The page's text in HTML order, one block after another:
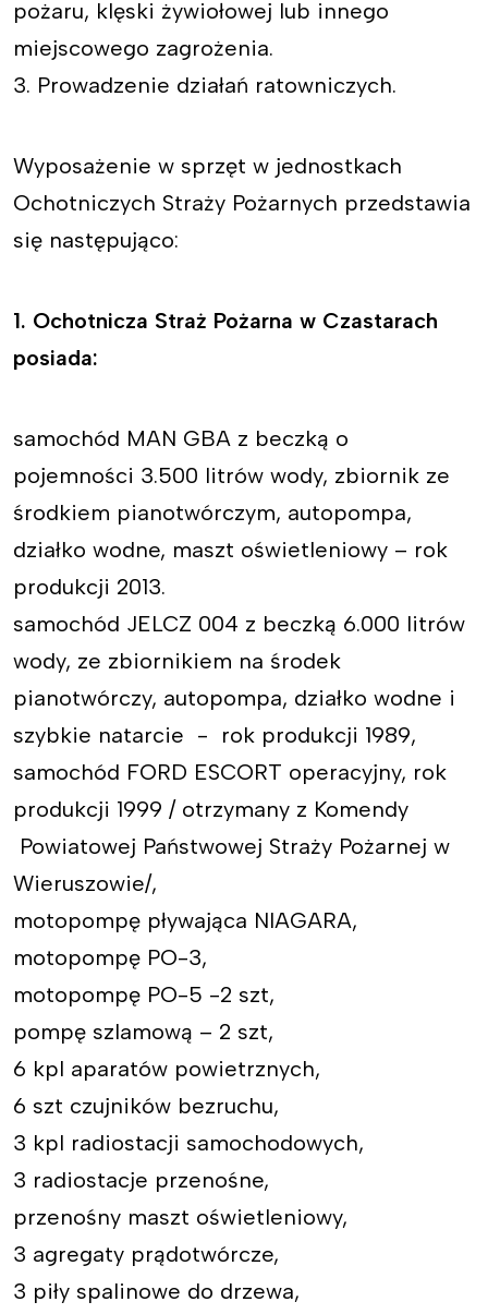
pożaru, klęski żywiołowej lub innego
miejscowego zagrożenia.
3. Prowadzenie działań ratowniczych.
Wyposażenie w sprzęt w jednostkach
Ochotniczych Straży Pożarnych przedstawia
się następująco:
1. Ochotnicza Straż Pożarna w Czastarach
posiada:
samochód MAN GBA z beczką o
pojemności 3.500 litrów wody, zbiornik ze
środkiem pianotwórczym, autopompa,
działko wodne, maszt oświetleniowy – rok
produkcji 2013.
samochód JELCZ 004 z beczką 6.000 litrów
wody, ze zbiornikiem na środek
pianotwórczy, autopompa, działko wodne i
szybkie natarcie - rok produkcji 1989,
samochód FORD ESCORT operacyjny, rok
produkcji 1999 / otrzymany z Komendy
Powiatowej Państwowej Straży Pożarnej w
Wieruszowie/,
motopompę pływająca NIAGARA,
motopompę PO-3,
motopompę PO-5 -2 szt,
pompę szlamową – 2 szt,
6 kpl aparatów powietrznych,
6 szt czujników bezruchu,
3 kpl radiostacji samochodowych,
3 radiostacje przenośne,
przenośny maszt oświetleniowy,
3 agregaty prądotwórcze,
3 piły spalinowe do drzewa,